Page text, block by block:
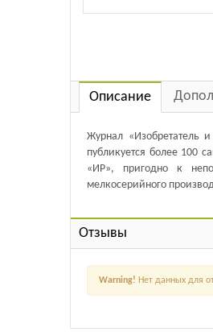
Описание
Журнал «Изобретатель
публикуется более 100
«ИР», пригодно к
мелкосерийного
Отзывы
Warning! Нет данных для